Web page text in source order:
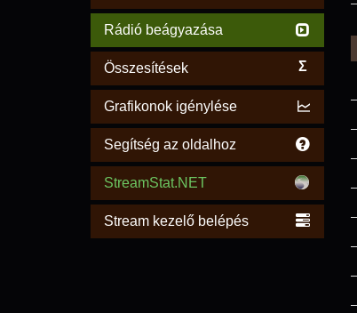
Rádió beágyazása
Összesítések Σ
Grafikonok igénylése
Segítség az oldalhoz
StreamStat.NET
Stream kezelő belépés